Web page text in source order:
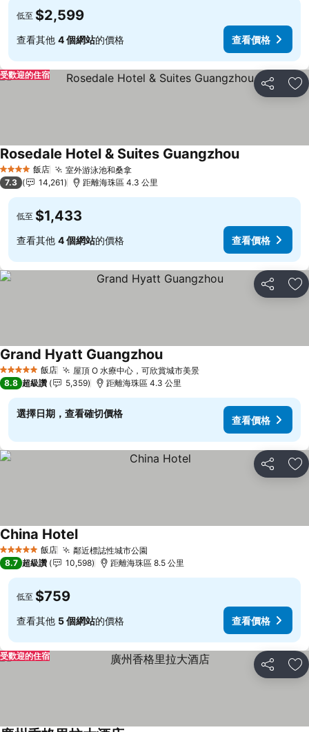
低至 $2,599
查看其他 4 個網站的價格 查看價格
分享 加
受歡迎的住宿
4 星級 飯店 室外游泳池和桑拿查看價格
Rosedale Hotel & Suites Guangzhou查看價格
7.3 14,261 距離海珠區 4.3 公里
低至 $1,433
查看其他 4 個網站的價格 查看價格
分享 加
5 星級 飯店 屋頂 O 水療中心，可欣賞城市美景查看價格
Grand Hyatt Guangzhou查看價格
8.8 超級讚 5,359 距離海珠區 4.3 公里
選擇日期，查看確切價格
查看價格
分享 加
5 星級 飯店 鄰近標誌性城市公園
China Hotel查看價格
8.7 超級讚 10,598 距離海珠區 8.5 公里
低至 $759
查看其他 5 個網站的價格 查看價格
分享 加
受歡迎的住宿